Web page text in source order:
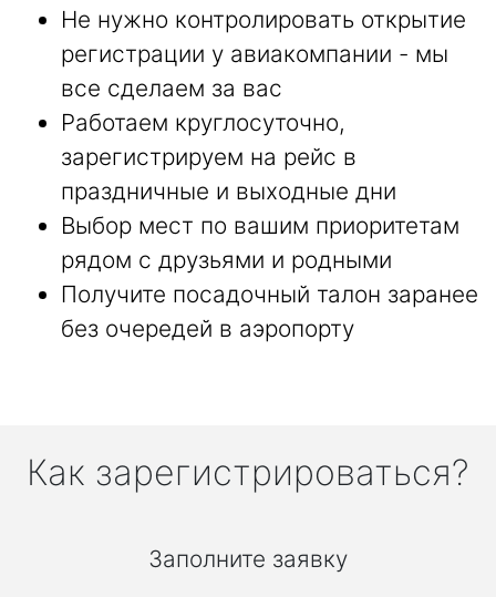
Не нужно контролировать открытие
регистрации у авиакомпании - мы
все сделаем за вас
Работаем круглосуточно,
зарегистрируем на рейс в
праздничные и выходные дни
Выбор мест по вашим приоритетам
рядом с друзьями и родными
Получите посадочный талон заранее
без очередей в аэропорту
Как зарегистрироваться?
Заполните заявку